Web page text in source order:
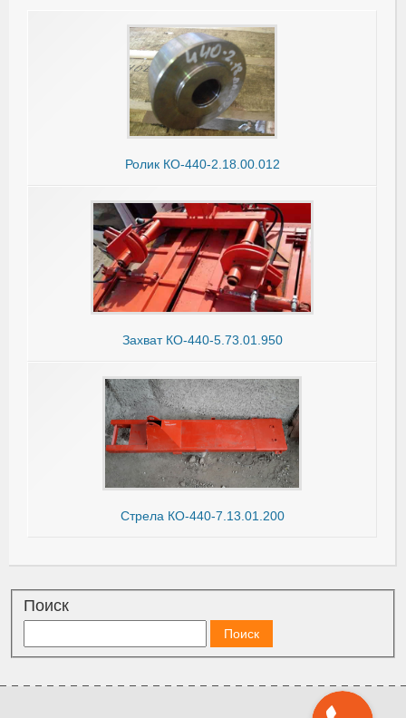
Ролик КО-440-2.18.00.012
Захват КО-440-5.73.01.950
Стрела КО-440-7.13.01.200
Поиск